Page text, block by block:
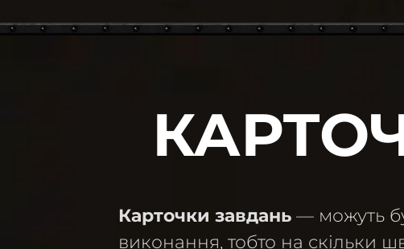
Карточки завдань — можуть
виконання, тобто на скільки